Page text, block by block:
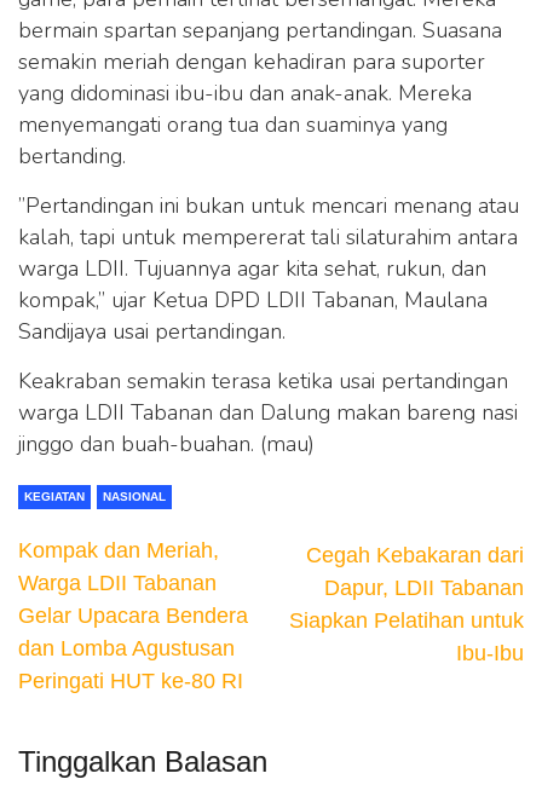
bermain spartan sepanjang pertandingan. Suasana
semakin meriah dengan kehadiran para suporter
yang didominasi ibu-ibu dan anak-anak. Mereka
menyemangati orang tua dan suaminya yang
bertanding.
”Pertandingan ini bukan untuk mencari menang atau
kalah, tapi untuk mempererat tali silaturahim antara
warga LDII. Tujuannya agar kita sehat, rukun, dan
kompak,” ujar Ketua DPD LDII Tabanan, Maulana
Sandijaya usai pertandingan.
Keakraban semakin terasa ketika usai pertandingan
warga LDII Tabanan dan Dalung makan bareng nasi
jinggo dan buah-buahan. (mau)
KEGIATAN NASIONAL
Kompak dan Meriah,
Warga LDII Tabanan
Gelar Upacara Bendera
dan Lomba Agustusan
Peringati HUT ke-80 RI
Cegah Kebakaran dari
Dapur, LDII Tabanan
Siapkan Pelatihan untuk
Ibu-Ibu
Tinggalkan Balasan